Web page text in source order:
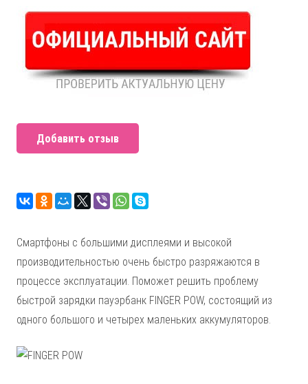
Добавить отзыв
Смартфоны с большими дисплеями и высокой
производительностью очень быстро разряжаются в
процессе эксплуатации. Поможет решить проблему
быстрой зарядки пауэрбанк FINGER POW, состоящий из
одного большого и четырех маленьких аккумуляторов.